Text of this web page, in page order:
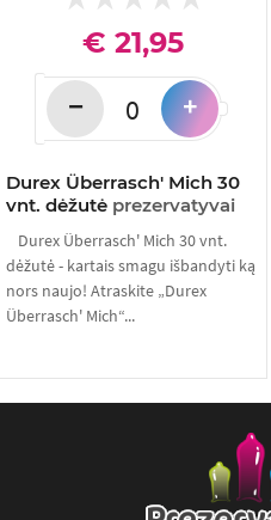
Durex Überrasch' Mich 30
vnt. dėžutė prezervatyvai
€ 21,95
− +
Durex Überrasch' Mich 30 vnt.
dėžutė - kartais smagu išbandyti ką
nors naujo! Atraskite „Durex
Überrasch' Mich“...